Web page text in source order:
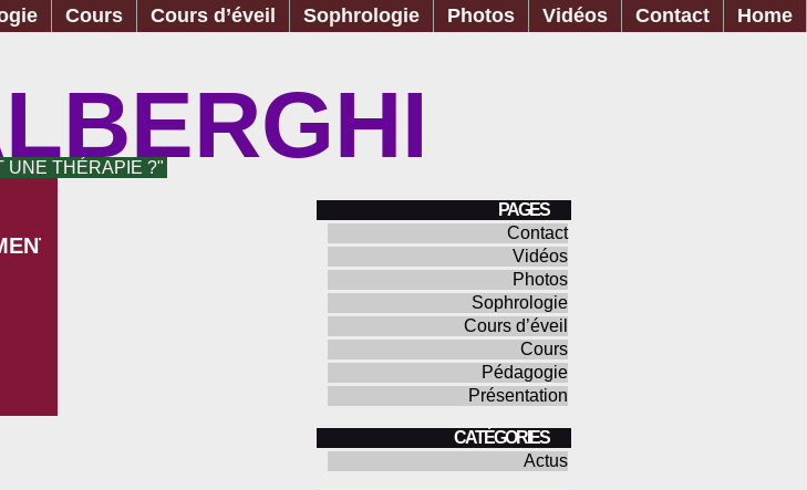
Home
Contact
Vidéos
Photos
Sophrologie
Cours d’éveil
Cours
UNE THÉRAPIE ?"
PAGES
Contact
Vidéos
Photos
Sophrologie
Cours d’éveil
Cours
Pédagogie
Présentation
CATÉGORIES
Actus